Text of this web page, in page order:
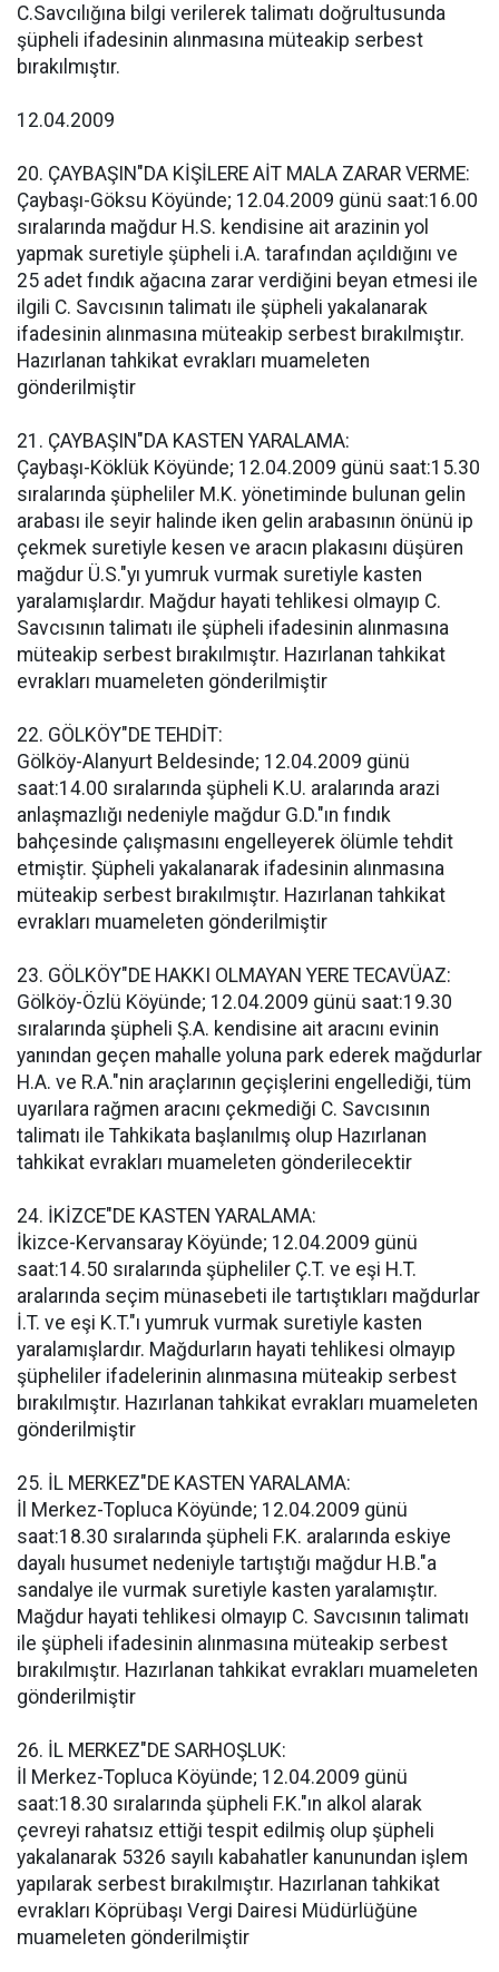
C.Savcılığına bilgi verilerek talimatı doğrultusunda
şüpheli ifadesinin alınmasına müteakip serbest
bırakılmıştır.
12.04.2009
20. ÇAYBAŞIN"DA KİŞİLERE AİT MALA ZARAR VERME:
Çaybaşı-Göksu Köyünde; 12.04.2009 günü saat:16.00
sıralarında mağdur H.S. kendisine ait arazinin yol
yapmak suretiyle şüpheli i.A. tarafından açıldığını ve
25 adet fındık ağacına zarar verdiğini beyan etmesi ile
ilgili C. Savcısının talimatı ile şüpheli yakalanarak
ifadesinin alınmasına müteakip serbest bırakılmıştır.
Hazırlanan tahkikat evrakları muameleten
gönderilmiştir
21. ÇAYBAŞIN"DA KASTEN YARALAMA:
Çaybaşı-Köklük Köyünde; 12.04.2009 günü saat:15.30
sıralarında şüpheliler M.K. yönetiminde bulunan gelin
arabası ile seyir halinde iken gelin arabasının önünü ip
çekmek suretiyle kesen ve aracın plakasını düşüren
mağdur Ü.S."yı yumruk vurmak suretiyle kasten
yaralamışlardır. Mağdur hayati tehlikesi olmayıp C.
Savcısının talimatı ile şüpheli ifadesinin alınmasına
müteakip serbest bırakılmıştır. Hazırlanan tahkikat
evrakları muameleten gönderilmiştir
22. GÖLKÖY"DE TEHDİT:
Gölköy-Alanyurt Beldesinde; 12.04.2009 günü
saat:14.00 sıralarında şüpheli K.U. aralarında arazi
anlaşmazlığı nedeniyle mağdur G.D."ın fındık
bahçesinde çalışmasını engelleyerek ölümle tehdit
etmiştir. Şüpheli yakalanarak ifadesinin alınmasına
müteakip serbest bırakılmıştır. Hazırlanan tahkikat
evrakları muameleten gönderilmiştir
23. GÖLKÖY"DE HAKKI OLMAYAN YERE TECAVÜAZ:
Gölköy-Özlü Köyünde; 12.04.2009 günü saat:19.30
sıralarında şüpheli Ş.A. kendisine ait aracını evinin
yanından geçen mahalle yoluna park ederek mağdurlar
H.A. ve R.A."nin araçlarının geçişlerini engellediği, tüm
uyarılara rağmen aracını çekmediği C. Savcısının
talimatı ile Tahkikata başlanılmış olup Hazırlanan
tahkikat evrakları muameleten gönderilecektir
24. İKİZCE"DE KASTEN YARALAMA:
İkizce-Kervansaray Köyünde; 12.04.2009 günü
saat:14.50 sıralarında şüpheliler Ç.T. ve eşi H.T.
aralarında seçim münasebeti ile tartıştıkları mağdurlar
İ.T. ve eşi K.T."ı yumruk vurmak suretiyle kasten
yaralamışlardır. Mağdurların hayati tehlikesi olmayıp
şüpheliler ifadelerinin alınmasına müteakip serbest
bırakılmıştır. Hazırlanan tahkikat evrakları muameleten
gönderilmiştir
25. İL MERKEZ"DE KASTEN YARALAMA:
İl Merkez-Topluca Köyünde; 12.04.2009 günü
saat:18.30 sıralarında şüpheli F.K. aralarında eskiye
dayalı husumet nedeniyle tartıştığı mağdur H.B."a
sandalye ile vurmak suretiyle kasten yaralamıştır.
Mağdur hayati tehlikesi olmayıp C. Savcısının talimatı
ile şüpheli ifadesinin alınmasına müteakip serbest
bırakılmıştır. Hazırlanan tahkikat evrakları muameleten
gönderilmiştir
26. İL MERKEZ"DE SARHOŞLUK:
İl Merkez-Topluca Köyünde; 12.04.2009 günü
saat:18.30 sıralarında şüpheli F.K."ın alkol alarak
çevreyi rahatsız ettiği tespit edilmiş olup şüpheli
yakalanarak 5326 sayılı kabahatler kanunundan işlem
yapılarak serbest bırakılmıştır. Hazırlanan tahkikat
evrakları Köprübaşı Vergi Dairesi Müdürlüğüne
muameleten gönderilmiştir